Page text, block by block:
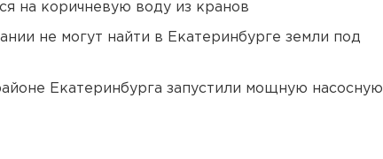
на коричневую воду из кранов
не могут найти в Екатеринбурге земли под
Екатеринбурга запустили мощную насосную